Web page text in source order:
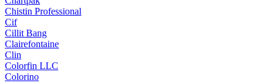
Chistin Professional
Cif
Cillit Bang
Clairefontaine
Clin
Colorfin LLC
Colorino